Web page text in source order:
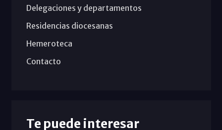
Delegaciones y departamentos
Residencias diocesanas
Hemeroteca
Contacto
Te puede interesar